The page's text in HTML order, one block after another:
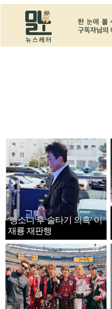
‘뺑소니 후 술타기 의혹’ 이
재룡 재판행